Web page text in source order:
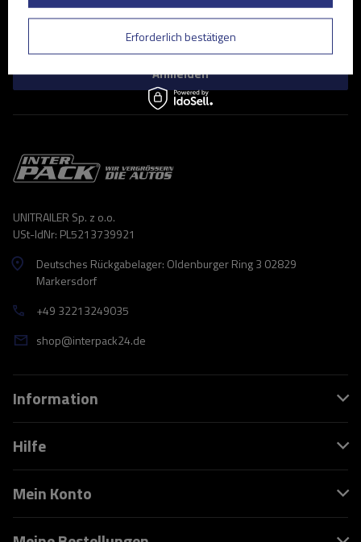
Kontaktformular Ich stimme der Verarbeitung meiner im Kontaktformular enthaltenen personenbezogenen Daten gemäß der Verordnung (EU) des Europäischen Parlaments und des Rates zu.
Anmelden
UNITRAILER Sp. z o.o.
USt-IdNr: PL5213739921
Deutsches Rückgabelager: Oldenburger Ring 3 02829
Markersdorf
+49 32213249035
shop@interpack24.de
Information
Hilfe
Mein Konto
Erforderlich bestätigen